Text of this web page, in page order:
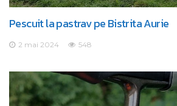
Pescuit la pastrav pe Bistrita Aurie
2 mai 2024 548